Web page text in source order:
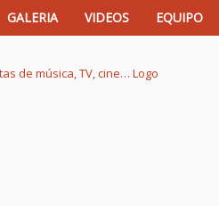
GALERIA VIDEOS EQUIPO